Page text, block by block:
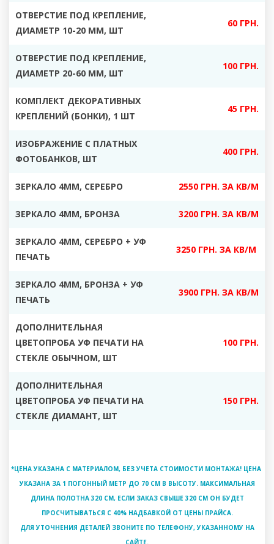
ОТВЕРСТИЕ ПОД КРЕПЛЕНИЕ,
ДИАМЕТР 10-20 ММ, ШТ
60 ГРН.
ОТВЕРСТИЕ ПОД КРЕПЛЕНИЕ,
ДИАМЕТР 20-60 ММ, ШТ
100 ГРН.
КОМПЛЕКТ ДЕКОРАТИВНЫХ
КРЕПЛЕНИЙ (БОНКИ), 1 ШТ
45 ГРН.
ИЗОБРАЖЕНИЕ С ПЛАТНЫХ
ФОТОБАНКОВ, ШТ
400 ГРН.
ЗЕРКАЛО 4ММ, СЕРЕБРО 2550 ГРН. ЗА КВ/М
ЗЕРКАЛО 4ММ, БРОНЗА 3200 ГРН. ЗА КВ/М
ЗЕРКАЛО 4ММ, СЕРЕБРО + УФ
ПЕЧАТЬ
3250 ГРН. ЗА КВ/М
ЗЕРКАЛО 4ММ, БРОНЗА + УФ
ПЕЧАТЬ
3900 ГРН. ЗА КВ/М
ДОПОЛНИТЕЛЬНАЯ
ЦВЕТОПРОБА УФ ПЕЧАТИ НА
СТЕКЛЕ ОБЫЧНОМ, ШТ
100 ГРН.
ДОПОЛНИТЕЛЬНАЯ
ЦВЕТОПРОБА УФ ПЕЧАТИ НА
СТЕКЛЕ ДИАМАНТ, ШТ
150 ГРН.
*ЦЕНА УКАЗАНА С МАТЕРИАЛОМ, БЕЗ УЧЕТА СТОИМОСТИ МОНТАЖА! ЦЕНА
УКАЗАНА ЗА 1 ПОГОННЫЙ МЕТР ДО 70 СМ В ВЫСОТУ. МАКСИМАЛЬНАЯ
ДЛИНА ПОЛОТНА 320 СМ, ЕСЛИ ЗАКАЗ СВЫШЕ 320 СМ ОН БУДЕТ
ПРОСЧИТЫВАТЬСЯ С 40% НАДБАВКОЙ ОТ ЦЕНЫ ПРАЙСА.
ДЛЯ УТОЧНЕНИЯ ДЕТАЛЕЙ ЗВОНИТЕ ПО ТЕЛЕФОНУ, УКАЗАННОМУ НА
САЙТЕ.